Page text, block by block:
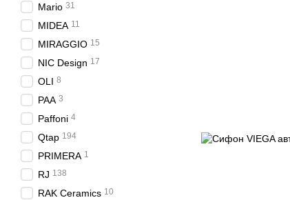
Mario 31
MIDEA 11
MIRAGGIO 15
NIC Design 17
OLI 8
PAA 3
Paffoni 4
Qtap 194
PRIMERA 1
RJ 138
RAK Ceramics 10